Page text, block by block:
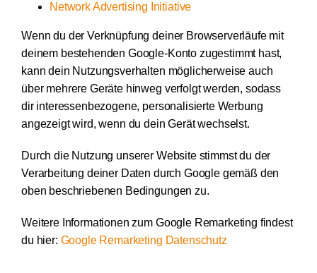
Network Advertising Initiative
Wenn du der Verknüpfung deiner Browserverläufe mit
deinem bestehenden Google-Konto zugestimmt hast,
kann dein Nutzungsverhalten möglicherweise auch
über mehrere Geräte hinweg verfolgt werden, sodass
dir interessenbezogene, personalisierte Werbung
angezeigt wird, wenn du dein Gerät wechselst.
Durch die Nutzung unserer Website stimmst du der
Verarbeitung deiner Daten durch Google gemäß den
oben beschriebenen Bedingungen zu.
Weitere Informationen zum Google Remarketing findest
du hier: Google Remarketing Datenschutz